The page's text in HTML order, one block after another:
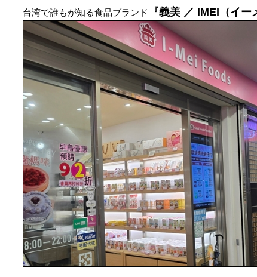
台湾で誰もが知る食品ブランド 『義美 ／ IMEI（イー